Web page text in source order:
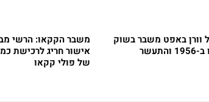
וורן באפט משבר בשוק
משבר הקקאו: הרשי
אישור חריג לרכישת
של פולי קקאו